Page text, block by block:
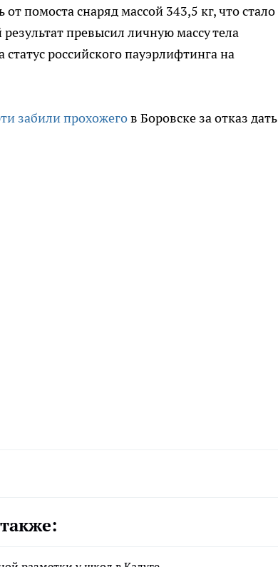
помоста снаряд массой 343,5 кг, что стало
превысил личную массу тела
российского пауэрлифтинга на
забили прохожегов Боровске за отказ дать